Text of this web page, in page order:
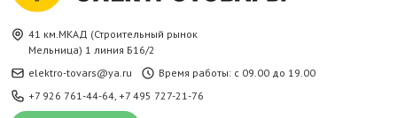
41 км.МКАД (Строительный рынок
Мельница) 1 линия Б16/2
elektro-tovars@ya.ru
Время работы: с 09.00 до 19.00
+7 926 761-44-64, +7 495 727-21-76